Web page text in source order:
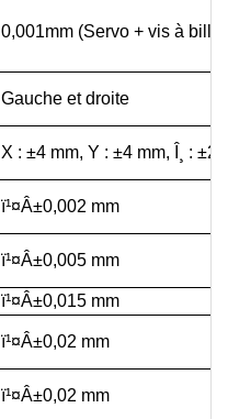
0,001mm (Servo + vis à
Gauche et droite
X : ±4 mm, Y : ±4 mm, Î¸ : ±2°
ï¹¤Â±0,002 mm
ï¹¤Â±0,005 mm
ï¹¤Â±0,015 mm
ï¹¤Â±0,02 mm
ï¹¤Â±0,02 mm